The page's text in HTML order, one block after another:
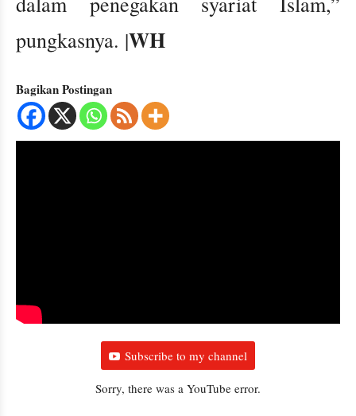
pungkasnya. |WH
Bagikan Postingan
Subscribe to my channel
Sorry, there was a YouTube error.